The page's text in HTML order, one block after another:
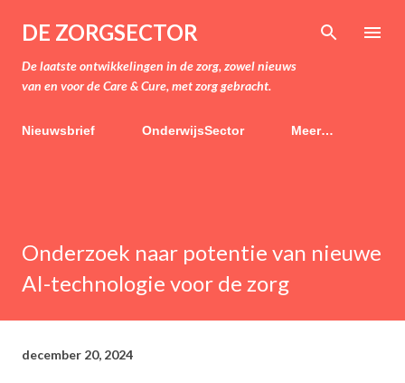
Doorgaan naar hoofdcontent
DE ZORGSECTOR
De laatste ontwikkelingen in de zorg, zowel nieuws
van en voor de Care & Cure, met zorg gebracht.
Nieuwsbrief OnderwijsSector Meer…
Onderzoek naar potentie van nieuwe
AI-technologie voor de zorg
december 20, 2024